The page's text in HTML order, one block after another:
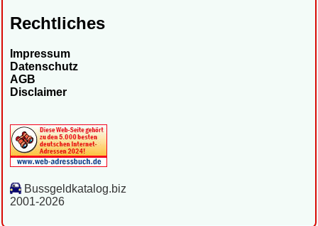
Rechtliches
Impressum
Datenschutz
AGB
Disclaimer
Bussgeldkatalog.biz
2001-2026